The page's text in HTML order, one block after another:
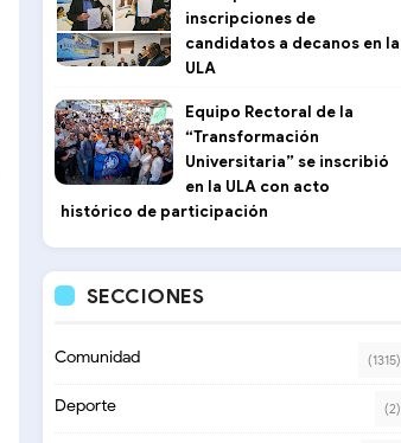
inscripciones de
candidatos a decanos en la
ULA
Equipo Rectoral de la
“Transformación
Universitaria” se inscribió
en la ULA con acto
histórico de participación
SECCIONES
Comunidad (1315)
Deporte (2)